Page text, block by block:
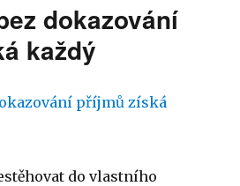
Vlastnit
může
hypotéce
každý
dokazování
každý
do vlastního